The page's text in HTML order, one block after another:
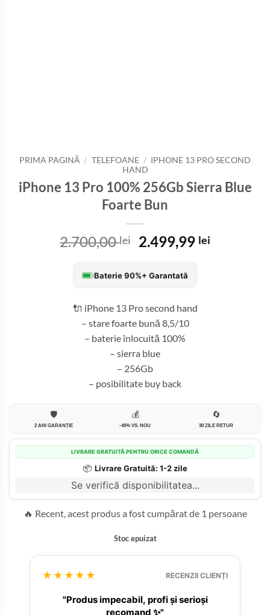
PRIMA PAGINĂ / TELEFOANE / IPHONE 13 PRO SECOND
HAND
iPhone 13 Pro 100% 256Gb Sierra Blue
Foarte Bun
2.700,00lei
Prețul
a
fost:
2.499,99 leiPrețul
Baterie 90%+ Garantată
🔌 iPhone 13 Pro second hand
– stare foarte bună 8,5/10
– baterie înlocuită 100%
– sierra blue
– 256Gb
– posibilitate buy back
🛡️
2 ANI GARANȚIE
💰
-40% VS. NOU
🔄
30 ZILE RETUR
LIVRARE GRATUITĂ PENTRU ORICE COMANDĂ
📦 Livrare Gratuită: 1-2 zile
Se verifică disponibilitatea...
🔥 Recent, acest produs a fost cumpărat de 1 persoane
Stoc epuizat
★★★★★ RECENZII CLIENȚI
"Produs impecabil, profi și serioși
recomand ✨"